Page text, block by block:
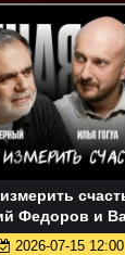
Федоров и
ставка /
2026-07-15 12:00